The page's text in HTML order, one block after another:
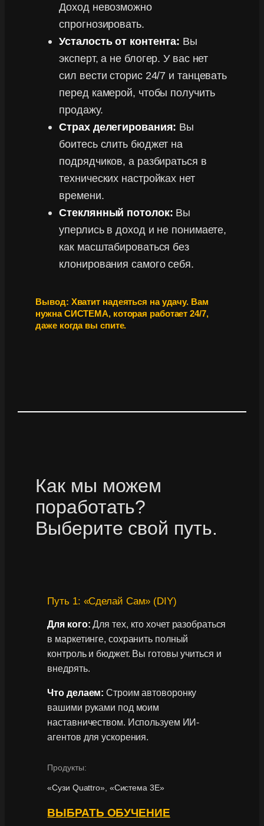
Доход невозможно
спрогнозировать.
Усталость от контента: Вы
эксперт, а не блогер. У вас нет
сил вести сторис 24/7 и танцевать
перед камерой, чтобы получить
продажу.
Страх делегирования: Вы
боитесь слить бюджет на
подрядчиков, а разбираться в
технических настройках нет
времени.
Стеклянный потолок: Вы
уперлись в доход и не понимаете,
как масштабироваться без
клонирования самого себя.
Вывод: Хватит надеяться на удачу. Вам
нужна СИСТЕМА, которая работает 24/7,
даже когда вы спите.
Как мы можем
поработать?
Выберите свой путь.
Путь 1: «Сделай Сам» (DIY)
Для кого: Для тех, кто хочет разобраться
в маркетинге, сохранить полный
контроль и бюджет. Вы готовы учиться и
внедрять.
Что делаем: Строим автоворонку
вашими руками под моим
наставничеством. Используем ИИ-
агентов для ускорения.
Продукты:
«Сузи Quattro», «Система 3Е»
ВЫБРАТЬ ОБУЧЕНИЕ